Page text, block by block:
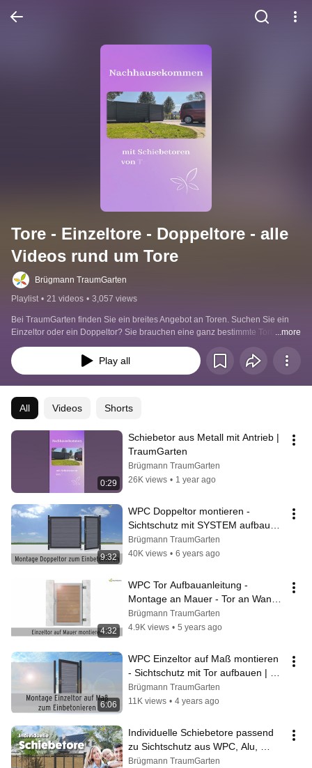
Tore - Einzeltore - Doppeltore - alle
Videos rund um Tore
Brügmann TraumGarten
Playlist • 21 videos • 3,057 views
Bei TraumGarten finden Sie ein breites Angebot an Toren. Suchen Sie ein
Einzeltor oder ein Doppeltor? Sie brauchen eine ganz bestimmte Torbreite?
...more
Play all
All Videos Shorts
0:29
Schiebetor aus Metall mit Antrieb |
TraumGarten
Brügmann TraumGarten
26K views • 1 year ago
9:32
WPC Doppeltor montieren -
Sichtschutz mit SYSTEM aufbauen
| TraumGarten
Brügmann TraumGarten
40K views • 6 years ago
4:32
WPC Tor Aufbauanleitung -
Montage an Mauer - Tor an Wand |
TraumGarten
Brügmann TraumGarten
4.9K views • 5 years ago
6:06
WPC Einzeltor auf Maß montieren
- Sichtschutz mit Tor aufbauen |
TraumGarten
Brügmann TraumGarten
11K views • 4 years ago
Individuelle Schiebetore passend
zu Sichtschutz aus WPC, Alu,
Rhombus, Thermoholz |
Brügmann TraumGarten